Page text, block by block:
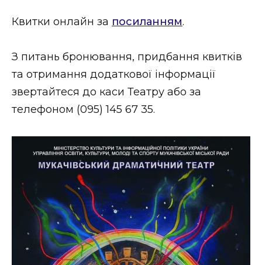
Квитки онлайн за посиланням.
З питань бронювання, придбання квитків
та отримання додаткової інформації
звертайтеся до каси Театру або за
телефоном (095) 145 67 35.